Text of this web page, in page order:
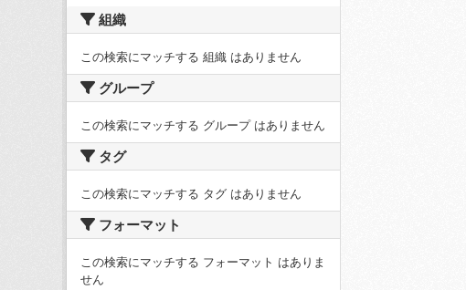
組織
この検索にマッチする 組織 はありません
グループ
この検索にマッチする グループ はありません
タグ
この検索にマッチする タグ はありません
フォーマット
この検索にマッチする フォーマット はありま
せん